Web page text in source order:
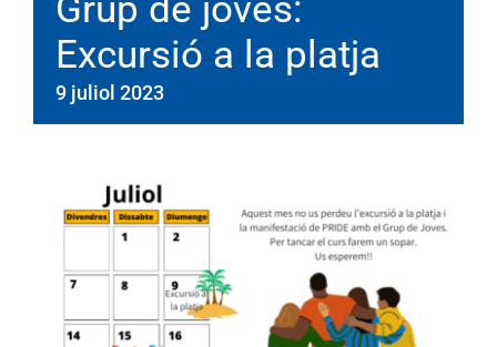
Grup de joves:
Excursió a la platja
9 juliol 2023